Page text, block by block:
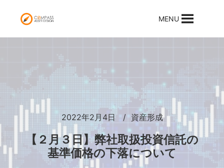
MENU
2022年2月4日 資産形成
【２月３日】弊社取扱投資信託の
基準価格の下落について